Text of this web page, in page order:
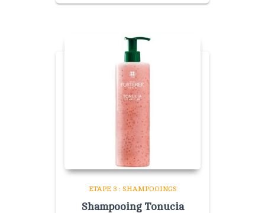
ETAPE 3 : SHAMPOOINGS
Shampooing Tonucia